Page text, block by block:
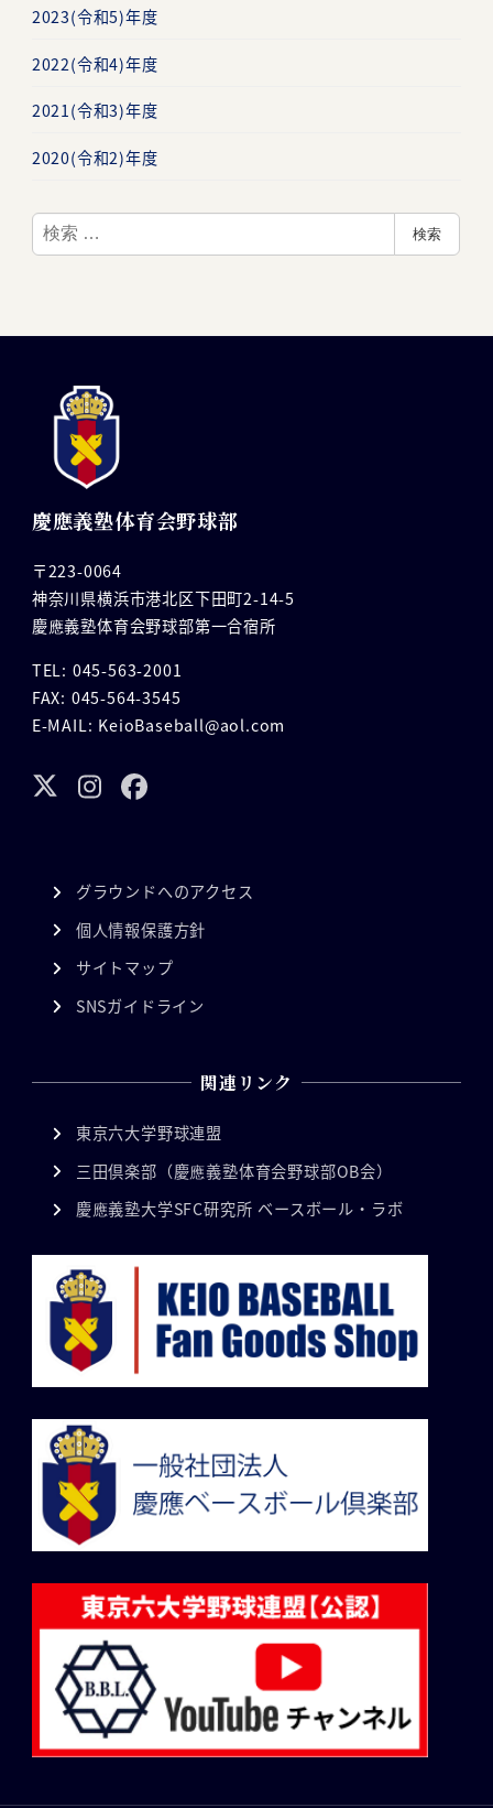
2023(令和5)年度
2022(令和4)年度
2021(令和3)年度
2020(令和2)年度
検
索
検索
慶應義塾体育会野球部
〒223-0064
神奈川県横浜市港北区下田町2-14-5
慶應義塾体育会野球部第一合宿所
TEL: 045-563-2001
FAX: 045-564-3545
E-MAIL: KeioBaseball@aol.com
グラウンドへのアクセス
個人情報保護方針
サイトマップ
SNSガイドライン
関連リンク
東京六大学野球連盟
三田倶楽部（慶應義塾体育会野球部OB会）
慶應義塾大学SFC研究所 ベースボール・ラボ